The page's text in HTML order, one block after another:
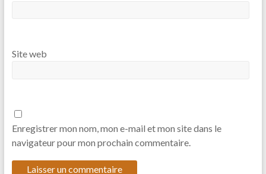
Site web
Enregistrer mon nom, mon e-mail et mon site dans le
navigateur pour mon prochain commentaire.